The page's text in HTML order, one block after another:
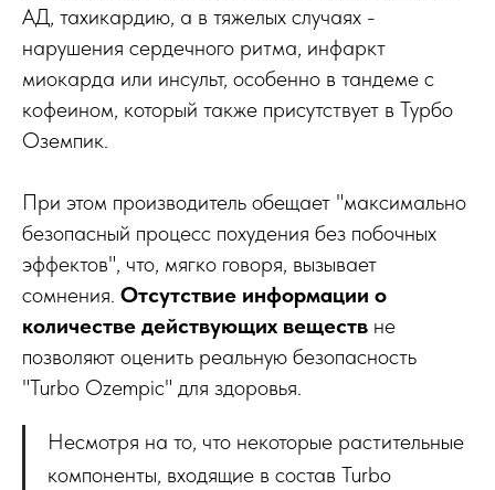
АД, тахикардию, а в тяжелых случаях -
нарушения сердечного ритма, инфаркт
миокарда или инсульт, особенно в тандеме с
кофеином, который также присутствует в Турбо
Оземпик.
При этом производитель обещает "максимально
безопасный процесс похудения без побочных
эффектов", что, мягко говоря, вызывает
сомнения. Отсутствие информации о
количестве действующих веществ не
позволяют оценить реальную безопасность
"Turbo Ozempic" для здоровья.
Несмотря на то, что некоторые растительные
компоненты, входящие в состав Turbo